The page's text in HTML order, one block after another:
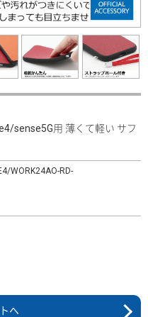
sense5G用 薄くて軽い サフ
WORK24AO-RD-
へ